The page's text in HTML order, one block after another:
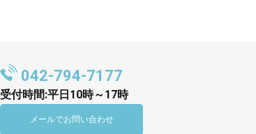
042-794-7177
受付時間:平日10時～17時
メールでお問い合わせ